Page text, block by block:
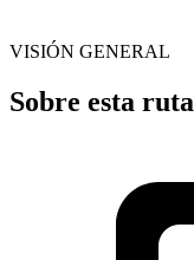
VISIÓN GENERAL
Sobre esta ruta